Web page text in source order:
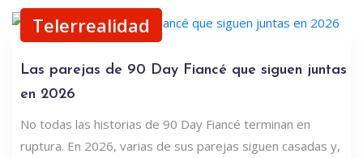
Telerrealidad
Las parejas de 90 Day Fiancé que siguen juntas
en 2026
No todas las historias de 90 Day Fiancé terminan en
ruptura. En 2026, varias de sus parejas siguen casadas y,